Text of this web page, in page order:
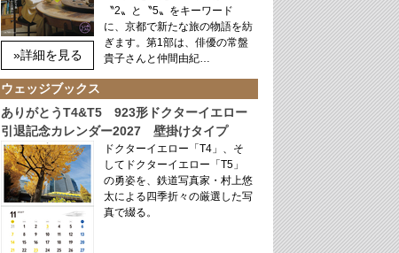
»詳細を見る
〝2〟と〝5〟をキーワード
に、京都で新たな旅の物語を紡
ぎます。第1部は、俳優の常盤
貴子さんと仲間由紀…
ウェッジブックス
ありがとうT4&T5 923形ドクターイエロー
引退記念カレンダー2027 壁掛けタイプ
ドクターイエロー「T4」、そ
してドクターイエロー「T5」
の勇姿を、鉄道写真家・村上悠
太による四季折々の厳選した写
真で綴る。